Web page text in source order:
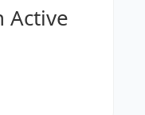
Active